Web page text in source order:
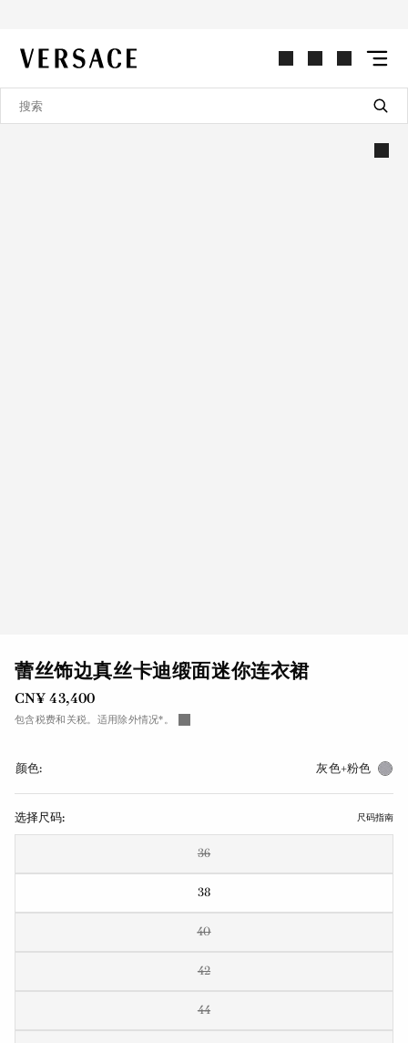
VERSACE | 主页
蕾丝饰边真丝卡迪缎面迷你连衣裙
CN¥ 43,400
包含税费和关税。适用除外情况*。
颜色: 灰色+粉色
选择尺码: 尺码指南
36
38
40
42
44